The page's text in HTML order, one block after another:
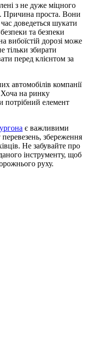
з не дуже міцного
Причина проста. Вони
доведеться шукати
та безпеки
вибоїстій дорозі може
тільки збирати
перед клієнтом за
автомобілів компанії
Хоча на ринку
потрібний елемент
є важливими
збереження
Не забувайте про
інструменту, щоб
руху.